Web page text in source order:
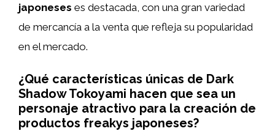
japoneses es destacada, con una gran variedad
de mercancía a la venta que refleja su popularidad
en el mercado.
¿Qué características únicas de Dark
Shadow Tokoyami hacen que sea un
personaje atractivo para la creación de
productos freakys japoneses?